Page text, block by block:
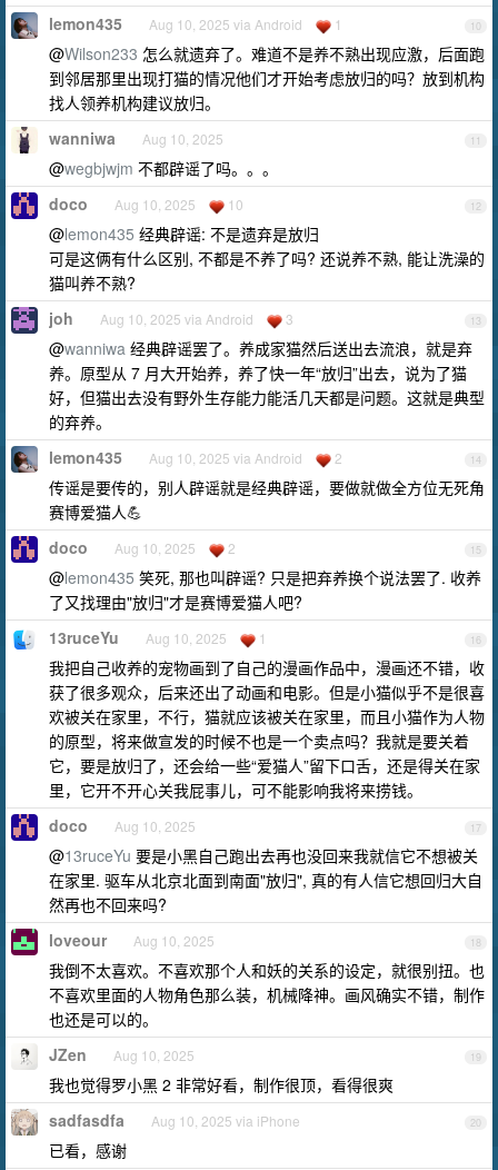
10
lemon435 Aug 10, 2025 via Android 1
@Wilson233 怎么就遗弃了。难道不是养不熟出现应激，后面跑
到邻居那里出现打猫的情况他们才开始考虑放归的吗？放到机构
找人领养机构建议放归。
11
wanniwa Aug 10, 2025
@wegbjwjm 不都辟谣了吗。。。
12
doco Aug 10, 2025 10
@lemon435 经典辟谣: 不是遗弃是放归
可是这俩有什么区别, 不都是不养了吗? 还说养不熟, 能让洗澡的
猫叫养不熟?
13
joh Aug 10, 2025 via Android 3
@wanniwa 经典辟谣罢了。养成家猫然后送出去流浪，就是弃
养。原型从 7 月大开始养，养了快一年“放归”出去，说为了猫
好，但猫出去没有野外生存能力能活几天都是问题。这就是典型
的弃养。
14
lemon435 Aug 10, 2025 via Android 2
传谣是要传的，别人辟谣就是经典辟谣，要做就做全方位无死角
赛博爱猫人💪
15
doco Aug 10, 2025 2
@lemon435 笑死, 那也叫辟谣? 只是把弃养换个说法罢了. 收养
了又找理由"放归"才是赛博爱猫人吧?
16
13ruceYu Aug 10, 2025 1
我把自己收养的宠物画到了自己的漫画作品中，漫画还不错，收
获了很多观众，后来还出了动画和电影。但是小猫似乎不是很喜
欢被关在家里，不行，猫就应该被关在家里，而且小猫作为人物
的原型，将来做宣发的时候不也是一个卖点吗？我就是要关着
它，要是放归了，还会给一些“爱猫人”留下口舌，还是得关在家
里，它开不开心关我屁事儿，可不能影响我将来捞钱。
17
doco Aug 10, 2025
@13ruceYu 要是小黑自己跑出去再也没回来我就信它不想被关
在家里. 驱车从北京北面到南面"放归", 真的有人信它想回归大自
然再也不回来吗?
18
loveour Aug 10, 2025
我倒不太喜欢。不喜欢那个人和妖的关系的设定，就很别扭。也
不喜欢里面的人物角色那么装，机械降神。画风确实不错，制作
也还是可以的。
19
JZen Aug 10, 2025
我也觉得罗小黑 2 非常好看，制作很顶，看得很爽
20
sadfasdfa Aug 10, 2025 via iPhone
已看，感谢